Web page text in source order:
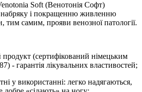
Soft (Венотонія Софт)
і покращенню живленню
тим самим, прояви венозної патології.
(сертифікований німецьким
- гарантія лікувальних властивостей;
у використанні: легко надягаються,